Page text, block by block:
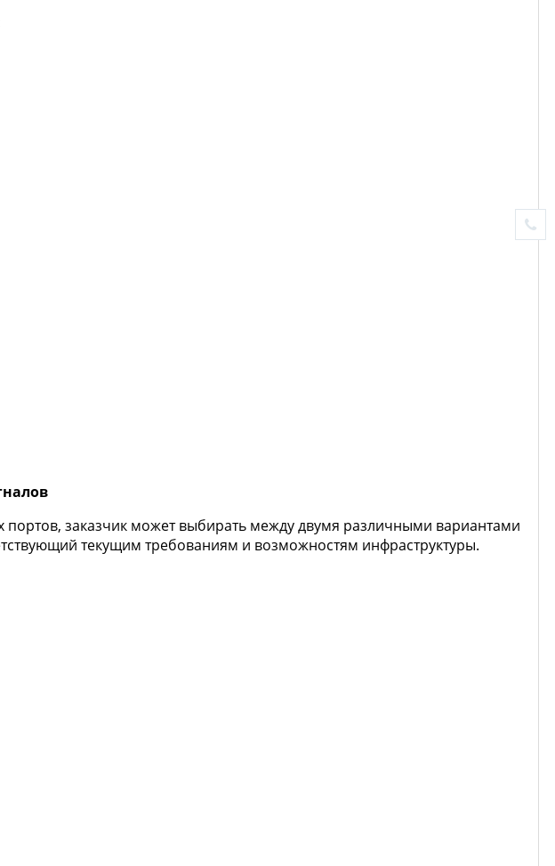
заказчик может выбирать между двумя различными вариантами
текущим требованиям и возможностям инфраструктуры.